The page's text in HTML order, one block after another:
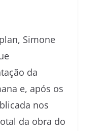
Simone
da
e, após os
nos
da obra do